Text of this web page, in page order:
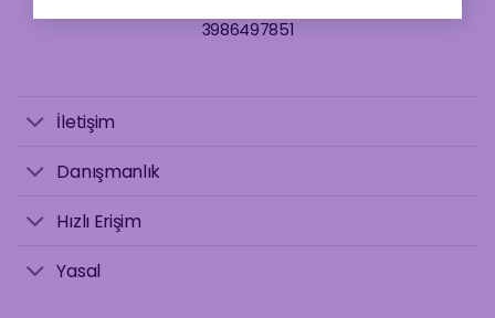
3986497851
İletişim
Danışmanlık
Hızlı Erişim
Yasal